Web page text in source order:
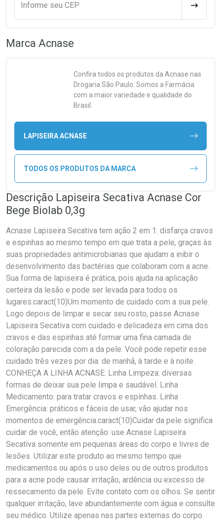
Informe seu CEP
Marca Acnase
Confira todos os produtos da Acnase nas
Drogaria São Paulo. Somos a Farmácia
com a maior variedade e qualidade do
Brasil.
LAPISEIRA ACNASE
TODOS OS PRODUTOS DA MARCA
Descrição Lapiseira Secativa Acnase Cor
Bege Biolab 0,3g
Acnase Lapiseira Secativa tem ação 2 em 1: disfarça cravos
e espinhas ao mesmo tempo em que trata a pele, graças às
suas propriedades antimicrobianas que ajudam a inibir o
desenvolvimento das bactérias que colaboram com a acne.
Sua forma de lapiseira é prática, pois ajuda na aplicação
certeira da lesão e pode ser levada para todos os
lugares.caract(10)Um momento de cuidado com a sua pele.
Logo depois de limpar e secar seu rosto, passe Acnase
Lapiseira Secativa com cuidado e delicadeza em cima dos
cravos e das espinhas até formar uma fina camada de
coloração parecida com a da pele. Você pode repetir esse
cuidado três vezes por dia: de manhã, à tarde e à noite.
CONHEÇA A LINHA ACNASE: Linha Limpeza: diversas
formas de deixar sua pele limpa e saudável. Linha
Medicamento: para tratar cravos e espinhas. Linha
Emergência: práticos e fáceis de usar, vão ajudar nos
momentos de emergência.caract(10)Cuidar da pele significa
cuidar de você, então atenção: use Acnase Lapiseira
Secativa somente em pequenas áreas do corpo e livres de
lesões. Utilizar este produto ao mesmo tempo que
medicamentos ou após o uso deles ou de outros produtos
para a acne pode causar irritação, ardência ou excesso de
ressecamento da pele. Evite contato com os olhos. Se sentir
qualquer irritação, lave abundantemente com água e consulte
seu médico. Utilize apenas nas partes externas do corpo.